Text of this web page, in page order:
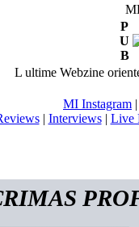
P
U
B
L ultime Webzine
MI Instagram
| Interviews| Live